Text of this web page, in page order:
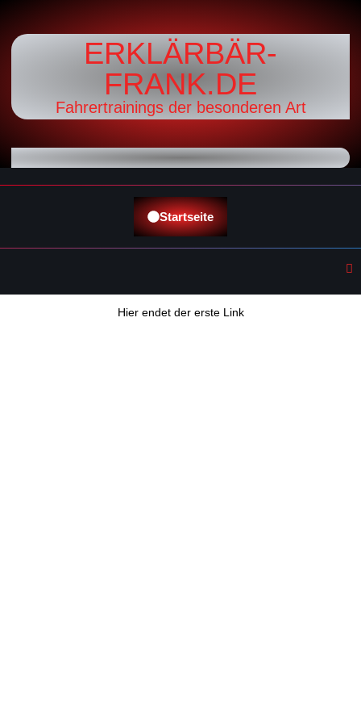
ERKLÄRBÄR-
FRANK.DE
Fahrertrainings der besonderen Art
Startseite
Hier endet der erste Link